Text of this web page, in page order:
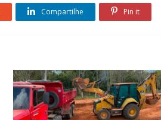
Compartilhe Pin it